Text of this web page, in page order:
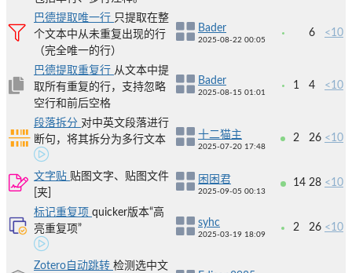
巴德提取唯一行 只提取在整
个文本中从未重复出现的行
（完全唯一的行）
Bader
2025-08-22 00:05
6 <10
巴德提取重复行 从文本中提
取所有重复的行，支持忽略
空行和前后空格
Bader
2025-08-15 01:01
1 4 <10
段落拆分 对中英文段落进行
断句，将其拆分为多行文本
十二猫主
2025-07-20 17:48
2 26 <10
文字贴 贴图文字、贴图文件
[夹]
困困君
2025-09-05 00:13
14 28 <10
标记重复项 quicker版本“高
亮重复项”
syhc
2025-03-19 18:09
2 26 <10
Zotero自动跳转 检测选中文